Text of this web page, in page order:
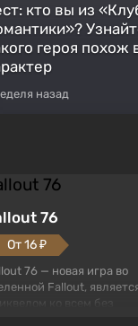
кто вы из
героя похож
назад
76
От 16 ₽
76 — новая игра во
Fallout,
ко всем без